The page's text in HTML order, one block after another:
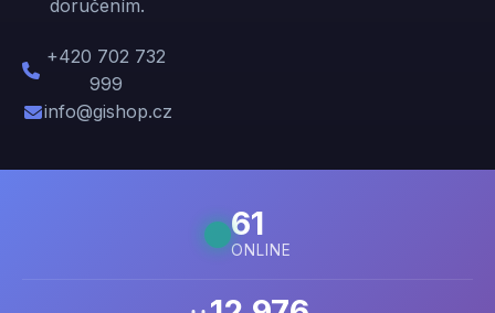
doručením.
+420 702 732
999
info@gishop.cz
61
ONLINE